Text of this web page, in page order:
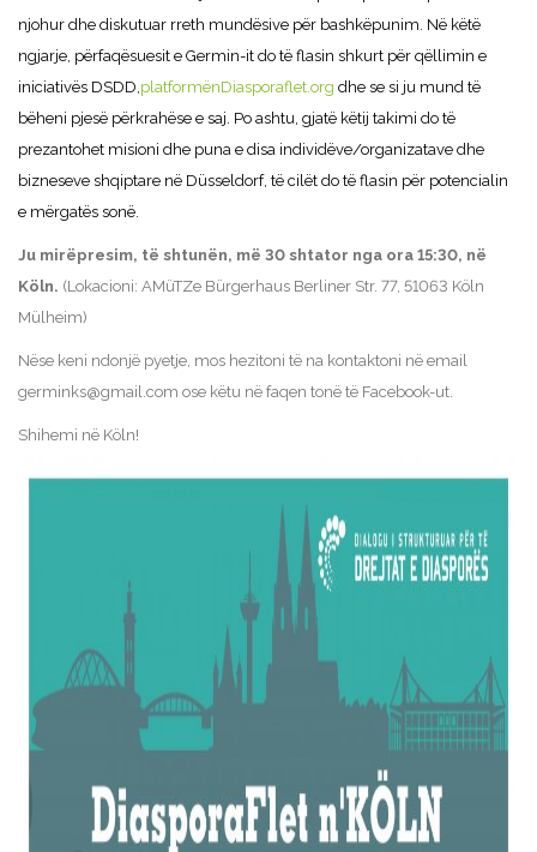
njohur dhe diskutuar rreth mundësive për bashkëpunim. Në këtë
ngjarje, përfaqësuesit e Germin-it do të flasin shkurt për qëllimin e
iniciativës DSDD,platformënDiasporaflet.org dhe se si ju mund të
bëheni pjesë përkrahëse e saj. Po ashtu, gjatë këtij takimi do të
prezantohet misioni dhe puna e disa individëve/organizatave dhe
bizneseve shqiptare në Düsseldorf, të cilët do të flasin për potencialin
e mërgatës sonë.
Ju mirëpresim, të shtunën, më 30 shtator nga ora 15:30, në
Köln. (Lokacioni: AMüTZe Bürgerhaus Berliner Str. 77, 51063 Köln
Mülheim)
Nëse keni ndonjë pyetje, mos hezitoni të na kontaktoni në email
germinks@gmail.com ose këtu në faqen tonë të Facebook-ut.
Shihemi në Köln!